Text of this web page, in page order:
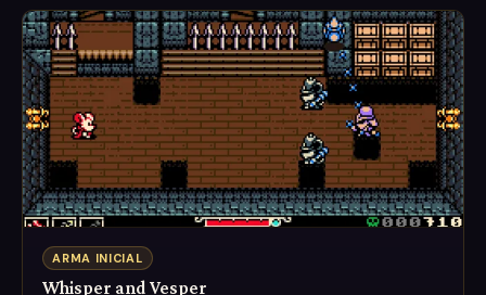
ARMA INICIAL
Whisper and Vesper